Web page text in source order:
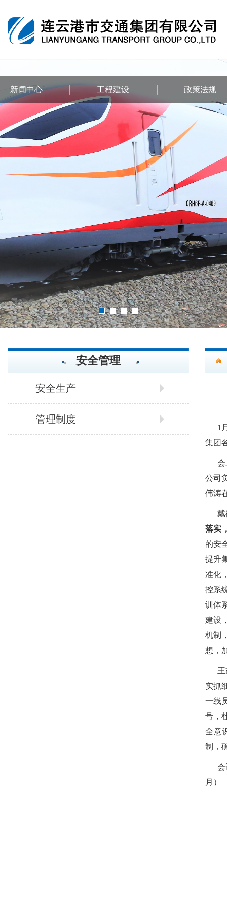
新闻中心 工程建设 政策法规
1 2 3 4
安全管理
安全生产
管理制度
1
集团
会
公司
伟涛
戴
落实
的安
提升
准化
控系
训体
建设
机制
想，
实抓
一线
号，
全意
制，
月）